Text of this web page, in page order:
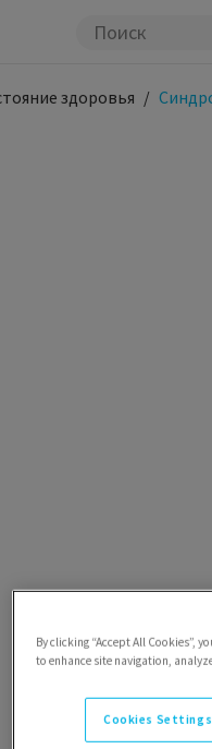
здоровья
By clicking “Accept All Cookies”,
to enhance site navigation,
Cookies Settings